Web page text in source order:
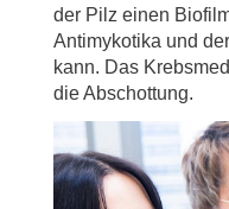
der Pilz einen
Antimykotika und
kann. Das
die Abschottung.